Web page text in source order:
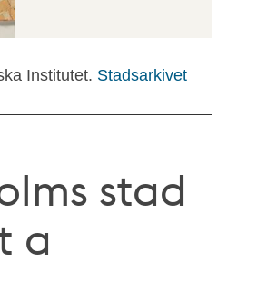
Institutet. Stadsarkivet
stad
a